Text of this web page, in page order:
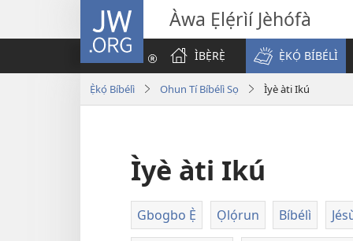
JW.ORG Àwa Ẹlẹ́rìí Jèhófà
ÌBẸ̀RẸ̀ Ẹ̀KỌ́ BÍBÉLÌ
Ẹ̀kọ́ Bíbélì Ohun Tí Bíbélì Sọ Ìyè àti Ikú
Ìyè àti Ikú
Gbogbo Ẹ̀ Ọlọ́run Bíbélì